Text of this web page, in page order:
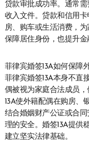
贷款审批成功率。通常
收入文件。贷款和信用
房、购车或生活消费，
保障居住身份，也提升金
菲律宾婚签13A如何保障
菲律宾婚签13A本身不直
偶被视为家庭合法成员
13A使外籍配偶在购房、
结合婚姻财产公证或合
理的安全。婚签13A提供
建立坚实法律基础。